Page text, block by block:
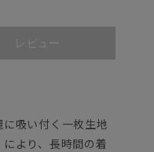
レビュー
吸い付く一枚生地
より、長時間の着